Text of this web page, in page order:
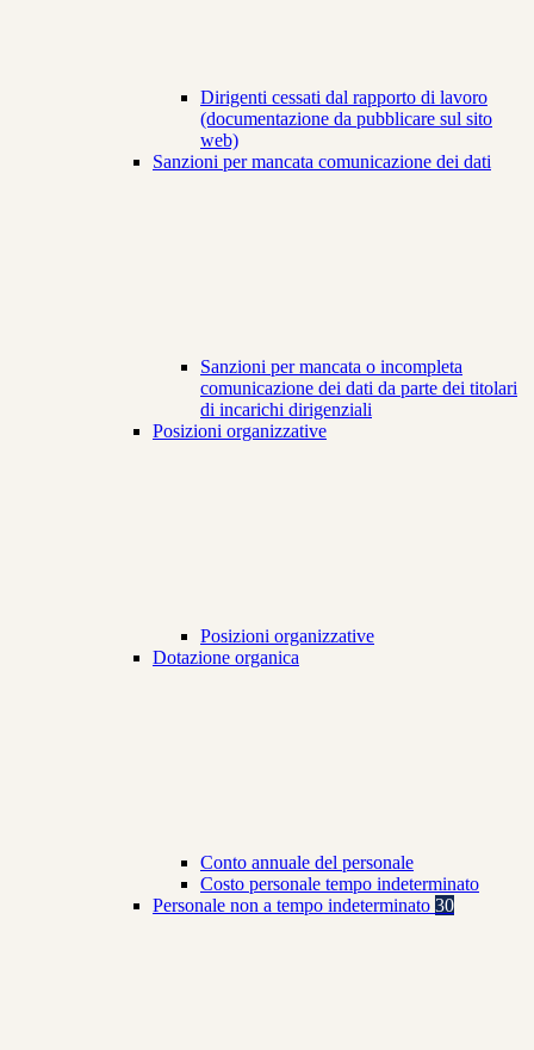
Dirigenti cessati dal rapporto di lavoro
(documentazione da pubblicare sul sito
web)
Sanzioni per mancata comunicazione dei dati
Sanzioni per mancata o incompleta
comunicazione dei dati da parte dei titolari
di incarichi dirigenziali
Posizioni organizzative
Posizioni organizzative
Dotazione organica
Conto annuale del personale
Costo personale tempo indeterminato
Personale non a tempo indeterminato 30